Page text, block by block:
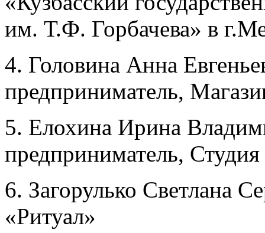
им. Т.Ф. Горбачева» в
4. Головина Анна
предприниматель,
5. Елохина Ирина
предприниматель,
6. Загорулько Светлана
«Ритуал»